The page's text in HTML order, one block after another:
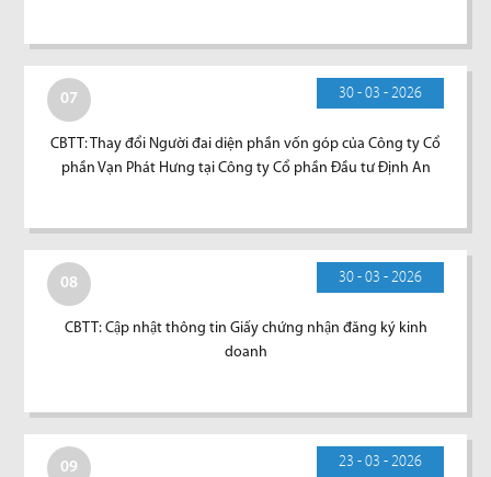
07 30 - 03 - 2026
CBTT: Thay đổi Người đai diện phần vốn góp của Công ty Cổ
phần Vạn Phát Hưng tại Công ty Cổ phần Đầu tư Định An
08 30 - 03 - 2026
CBTT: Cập nhật thông tin Giấy chứng nhận đăng ký kinh
doanh
09 23 - 03 - 2026